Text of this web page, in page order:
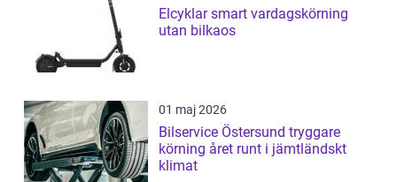
Elcyklar smart vardagskörning
utan bilkaos
01 maj 2026
Bilservice Östersund tryggare
körning året runt i jämtländskt
klimat